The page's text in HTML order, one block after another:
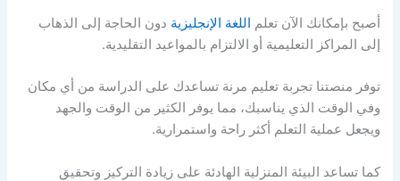
أصبح بإمكانك الآن تعلم اللغة الإنجليزية دون الحاجة إلى الذهاب
إلى المراكز التعليمية أو الالتزام بالمواعيد التقليدية.
توفر منصتنا تجربة تعليم مرنة تساعدك على الدراسة من أي مكان
وفي الوقت الذي يناسبك، مما يوفر الكثير من الوقت والجهد
ويجعل عملية التعلم أكثر راحة واستمرارية.
كما تساعد البيئة المنزلية الهادئة على زيادة التركيز وتحقيق